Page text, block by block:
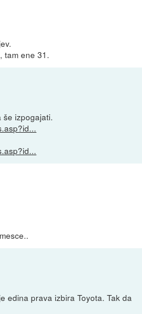
tam ene 31.
še izpogajati.
edina prava izbira Toyota. Tak da